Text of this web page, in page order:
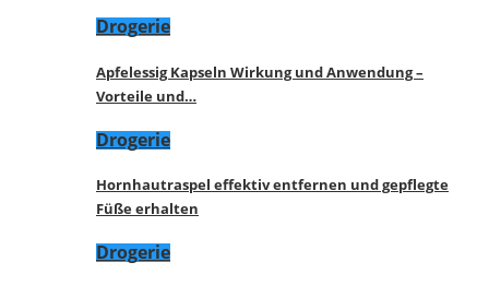
Drogerie
Apfelessig Kapseln Wirkung und Anwendung –
Vorteile und…
Drogerie
Hornhautraspel effektiv entfernen und gepflegte
Füße erhalten
Drogerie